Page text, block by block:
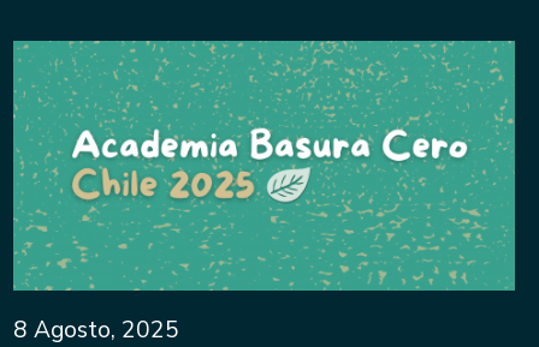
8 Agosto, 2025